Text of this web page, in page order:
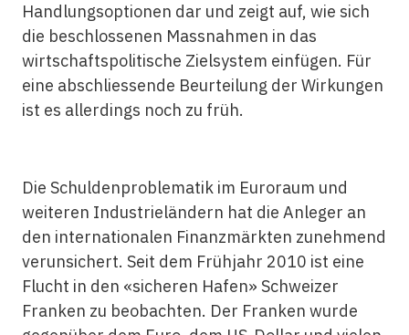
Handlungsoptionen dar und zeigt auf, wie sich
die beschlossenen Massnahmen in das
wirtschaftspolitische Zielsystem einfügen. Für
eine abschliessende Beurteilung der Wirkungen
ist es allerdings noch zu früh.
Die Schuldenproblematik im Euroraum und
weiteren Industrieländern hat die Anleger an
den internationalen Finanzmärkten zunehmend
verunsichert. Seit dem Frühjahr 2010 ist eine
Flucht in den «sicheren Hafen» Schweizer
Franken zu beobachten. Der Franken wurde